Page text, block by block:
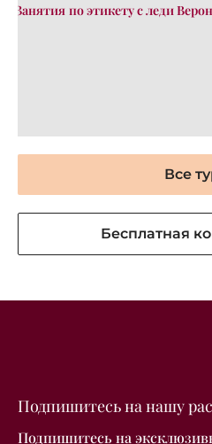
Все
Бесплатная
Подпишитесь на нашу
Подпишитесь на